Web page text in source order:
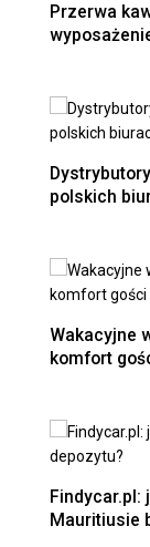
Przerwa
polskich
Wakacyjne
komfort
Findycar.pl:
Mauritiusie